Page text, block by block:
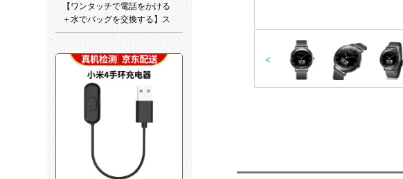
【ワンタッチで電話をかける
＋水でバッグを交換する】ス
トレースレスレスレスレスレ
トストストストストストスト
ストリット電話手輪二合一カ
ルレスリングリング腕時計優
雅なバイパス＋グラマー【防
水＋カラーレン＋通話音楽＋
血压心拍数】
<